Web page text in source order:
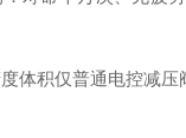
体积仅普通电控减压